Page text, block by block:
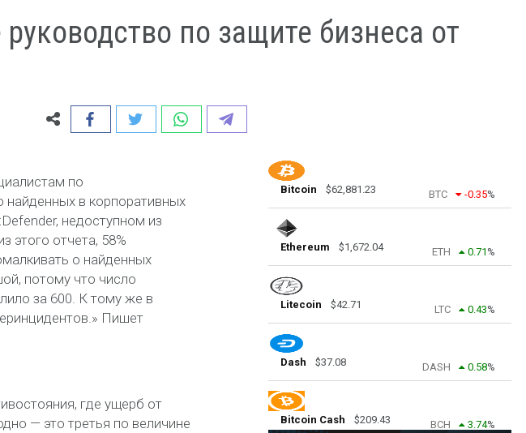
по защите бизнеса от
по
найденных в корпоративных
недоступном из
этого отчета, 58%
о найденных
потому что число
за 600. К тому же в
Пишет
где ущерб от
— это третья по величине
Bitcoin $62,881.23 BTC -0.35%
Ethereum $1,672.04 ETH 0.71 %
Litecoin $42.71 LTC 0.43%
Dash $37.08 DASH 0.58%
Bitcoin Cash $209.43 BCH 3.74%